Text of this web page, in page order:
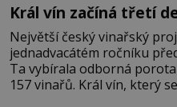
Král vín začíná třetí
Největší český vinařský
jednadvacátém ročníku
Ta vybírala odborná
157 vinařů. Král vín,